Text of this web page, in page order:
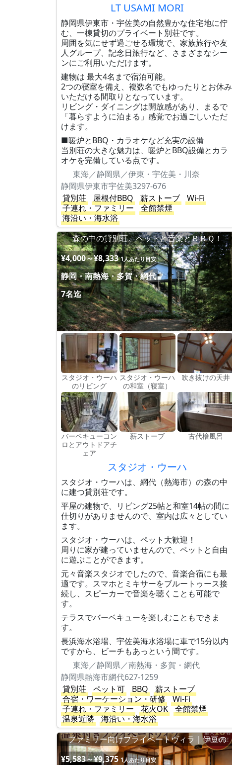
LT USAMI MORI
静岡県伊東市・宇佐美の自然豊かな住宅地に佇
む、一棟貸切のプライベート別荘です。
周囲を気にせず過ごせる環境で、家族旅行や友
人グループ、記念日旅行など、さまざまなシー
ンにご利用いただけます。
建物は 最大4名まで宿泊可能。
2つの寝室を備え、複数名でもゆったりとお休み
いただける間取りとなっています。
リビング・ダイニングは開放感があり、まるで
「暮らすように泊まる」感覚でお過ごしいただ
けます。
■暖炉とBBQ・カラオケなど充実の設備
当別荘の大きな魅力は、暖炉とBBQ設備とカラ
オケを完備している点です。
東海／静岡県／伊東・宇佐美・川奈
静岡県伊東市宇佐美3297-676
貸別荘
屋根付BBQ 薪ストーブ
Wi-Fi
子連れ・ファミリー
全館禁煙
海沿い・海水浴
森の中の貸別荘。ペットと音楽とＢＢＱ！
¥4,000～¥8,333 1人あたり目安
静岡・南熱海・多賀・網代
7名迄
スタジオ・ウーハ
のリビング
スタジオ・ウーハ
の和室（寝室）
吹き抜けの天井
バーベキューコン
ロとアウトドアチ
ェア
薪ストーブ 古代檜風呂
スタジオ・ウーハ
スタジオ・ウーハは、網代（熱海市）の森の中
に建つ貸別荘です。
平屋の建物で、リビング25帖と和室14帖の間に
仕切りがありませんので、室内は広々としてい
ます。
スタジオ・ウーハは、ペット大歓迎！
周りに家が建っていませんので、ペットと自由
に遊ぶことができます。
元々音楽スタジオでしたので、音楽合宿にも最
適です。スマホとミキサーをブルートゥース接
続し、スピーカーで音楽を聴くことも可能で
す。
テラスでバーベキューを楽しむこともできま
す。
長浜海水浴場、宇佐美海水浴場に車で15分以内
ですから、ビーチもあっという間です。
東海／静岡県／南熱海・多賀・網代
静岡県熱海市網代627-1259
貸別荘
ペット可 BBQ
薪ストーブ
合宿・ワーケーション・研修
Wi-Fi
子連れ・ファミリー
花火OK
全館禁煙
温泉近隣
海沿い・海水浴
ファミリー向けプライベートヴィラ｜伊豆の
¥5,583～¥9,375 1人あたり目安